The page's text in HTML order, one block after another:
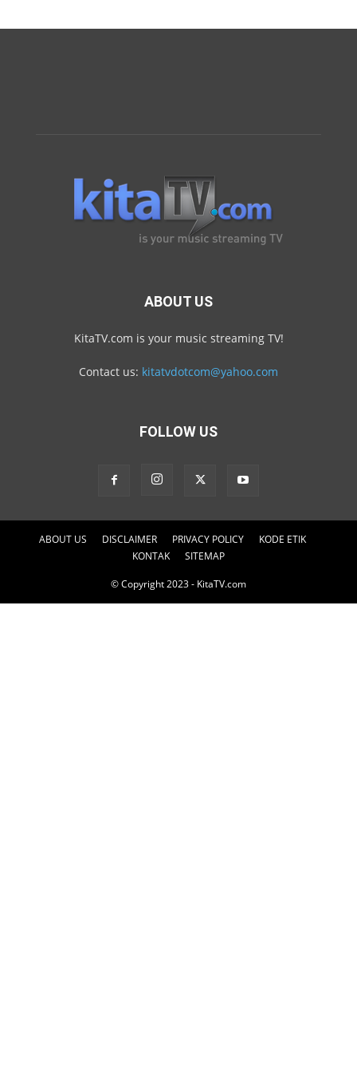
ABOUT US
KitaTV.com is your music streaming TV!
Contact us: kitatvdotcom@yahoo.com
FOLLOW US
ABOUT US DISCLAIMER PRIVACY POLICY
KODE ETIK
KONTAK
SITEMAP
© Copyright 2023 - KitaTV.com